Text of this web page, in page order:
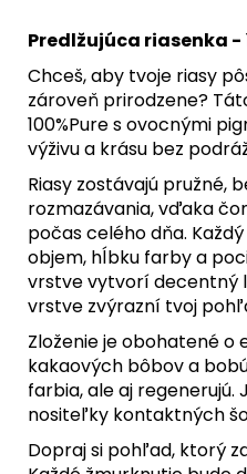
Predlžujúca riasenka -
Chceš, aby tvoje riasy
zároveň prirodzene?
100%Pure s ovocnými
výživu a krásu bez
Riasy zostávajú pružné,
rozmazávania, vďaka
počas celého dňa.
objem, hĺbku farby a
vrstve vytvorí decentný
vrstve zvýrazní tvoj
Zloženie je obohatené o
kakaových bôbov a
farbia, ale aj
nositeľky kontaktných
Dopraj si pohľad, ktorý